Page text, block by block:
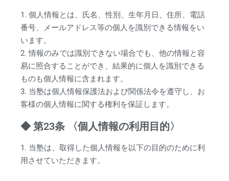
1. 個人情報とは、氏名、性別、生年月日、住所、電話
番号、メールアドレス等の個人を識別できる情報をい
います。
2. 情報のみでは識別できない場合でも、他の情報と容
易に照合することができ、結果的に個人を識別できる
ものも個人情報に含まれます。
3. 当塾は個人情報保護法および関係法令を遵守し、お
客様の個人情報に関する権利を保証します。
◆ 第23条 〈個人情報の利用目的〉
1. 当塾は、取得した個人情報を以下の目的のために利
用させていただきます。